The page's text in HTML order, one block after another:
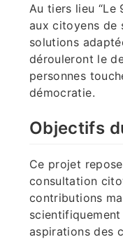
Au tiers lieu “Le
aux citoyens de
solutions
dérouleront le
personnes
démocratie.
Objectifs
Ce projet
consultation
contributions
aspirations des